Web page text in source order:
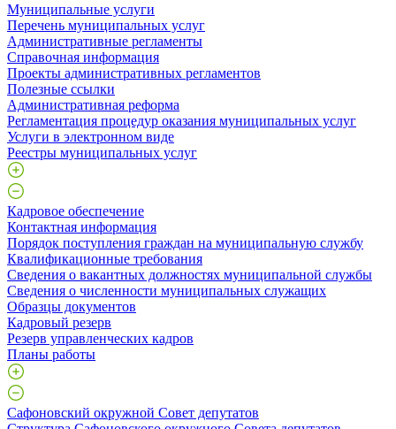
Муниципальные услуги
Перечень муниципальных услуг
Административные регламенты
Справочная информация
Проекты административных регламентов
Полезные ссылки
Административная реформа
Регламентация процедур оказания муниципальных услуг
Услуги в электронном виде
Реестры муниципальных услуг
Кадровое обеспечение
Контактная информация
Порядок поступления граждан на муниципальную службу
Квалификационные требования
Сведения о вакантных должностях муниципальной службы
Сведения о численности муниципальных служащих
Образцы документов
Кадровый резерв
Резерв управленческих кадров
Планы работы
Сафоновский окружной Совет депутатов